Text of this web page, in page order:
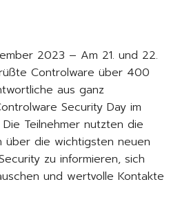
2023 – Am 21. und 22.
Controlware über 400
aus ganz
Security Day im
Teilnehmer nutzten die
über die wichtigsten neuen
zu informieren, sich
und wertvolle Kontakte